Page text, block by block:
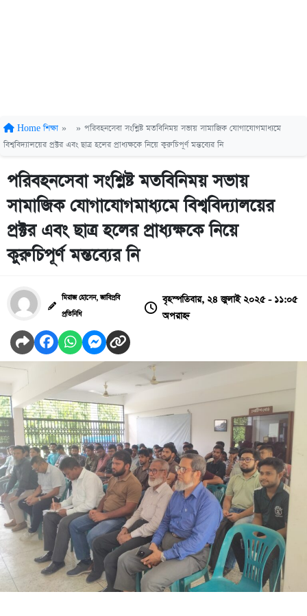
Home শিক্ষা » » পরিবহনসেবা সংশ্লিষ্ট মতবিনিময় সভায় সামাজিক যোগাযোগমাধ্যমে
বিশ্ববিদ্যালয়ের প্রক্টর এবং ছাত্র হলের প্রাধ্যক্ষকে নিয়ে কুরুচিপূর্ণ মন্তব্যের নি
পরিবহনসেবা সংশ্লিষ্ট মতবিনিময় সভায়
সামাজিক যোগাযোগমাধ্যমে বিশ্ববিদ্যালয়ের
প্রক্টর এবং ছাত্র হলের প্রাধ্যক্ষকে নিয়ে
কুরুচিপূর্ণ মন্তব্যের নি
মিরাজ হোসেন, জাবিপ্রবি
প্রতিনিধি
বৃহস্পতিবার, ২৪ জুলাই ২০২৫ - ১১:০৫
অপরাহ্ন